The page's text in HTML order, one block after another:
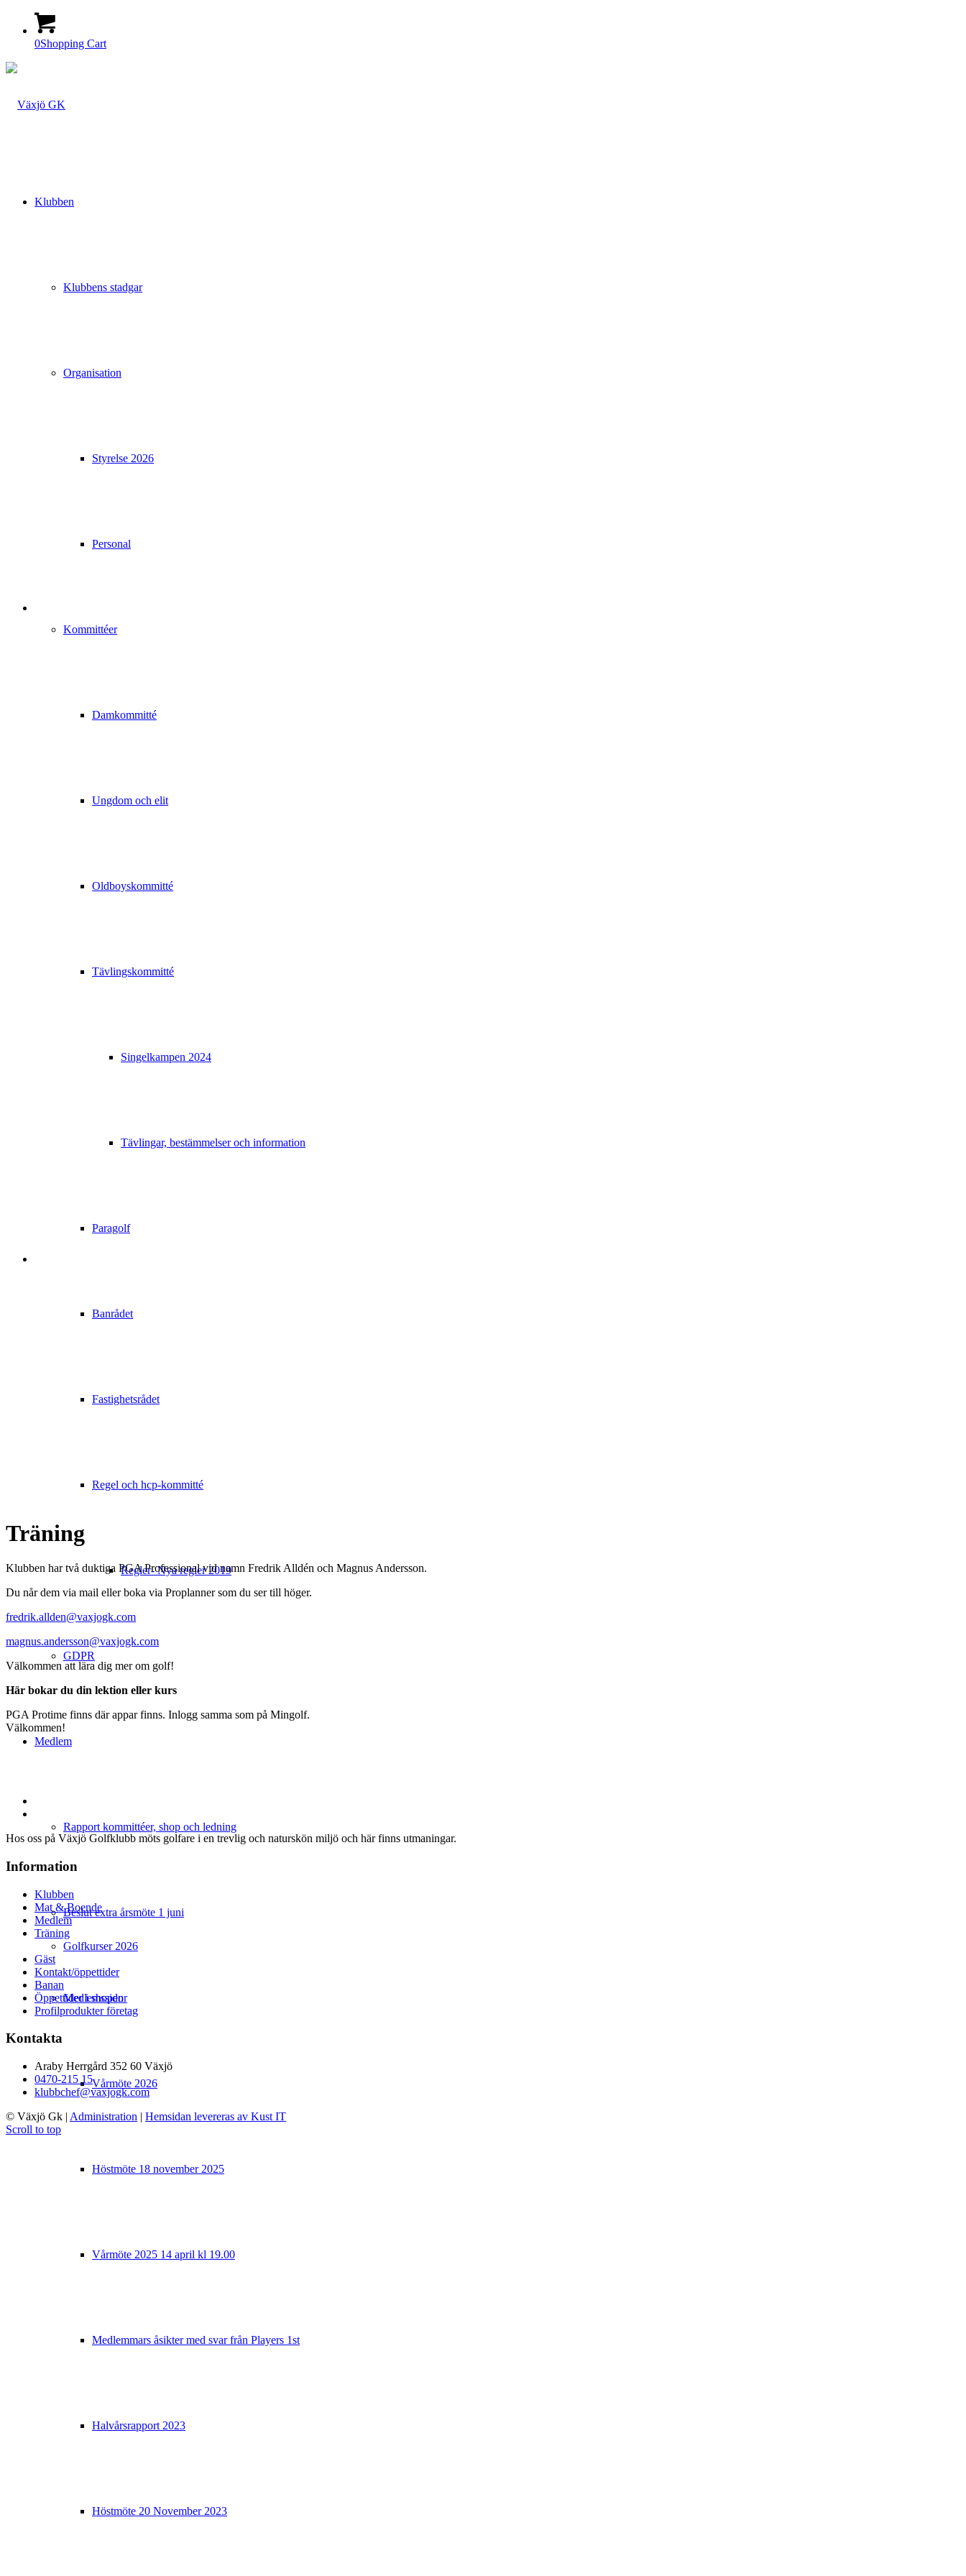
0Shopping Cart
Klubben
Klubbens stadgar
Organisation
Styrelse 2026
Personal
Kommittéer
Damkommitté
Ungdom och elit
Oldboyskommitté
Tävlingskommitté
Singelkampen 2024
Tävlingar, bestämmelser och information
Paragolf
Banrådet
Fastighetsrådet
Regel och hcp-kommitté
Regler- Nya regler 2019
GDPR
Medlem
Rapport kommittéer, shop och ledning
Beslut extra årsmöte 1 juni
Medlemssidor
Vårmöte 2026
Höstmöte 18 november 2025
Vårmöte 2025 14 april kl 19.00
Medlemmars åsikter med svar från Players 1st
Halvårsrapport 2023
Höstmöte 20 November 2023
Träning
Klubben har två duktiga PGA Professional vid namn Fredrik Alldén och Magnus Andersson.
Du når dem via mail eller boka via Proplanner som du ser till höger.
fredrik.allden@vaxjogk.com
magnus.andersson@vaxjogk.com
Välkommen att lära dig mer om golf!
Här bokar du din lektion eller kurs
PGA Protime finns där appar finns. Inlogg samma som på Mingolf.
Välkommen!
Hos oss på Växjö Golfklubb möts golfare i en trevlig och naturskön miljö och här finns utmaningar.
Information
Klubben
Mat & Boende
Medlem
Träning
Golfkurser 2026
Gäst
Kontakt/öppettider
Banan
Öppettider i shopen
Profilprodukter företag
Kontakta
Araby Herrgård 352 60 Växjö
0470-215 15
klubbchef@vaxjogk.com
© Växjö Gk | Administration | Hemsidan levereras av Kust IT
Scroll to top